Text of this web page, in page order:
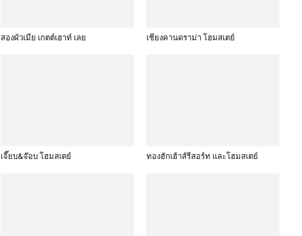
สองผัวเมีย เกตต์เฮาท์ เลย เชียงคานดราม่า โฮมสเตย์
เจี๊ยบ&จ๊อบ โฮมสเตย์ ทองฮักเฮ้าส์รีสอร์ท และโฮมสเตย์